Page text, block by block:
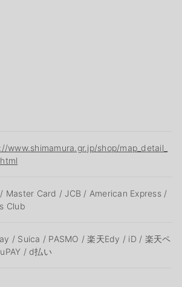
www.shimamura.gr.jp/shop/map_detail_
Master Card / JCB / American Express /
Club
/ Suica / PASMO / 楽天Edy / iD / 楽天ペ
/ d払い